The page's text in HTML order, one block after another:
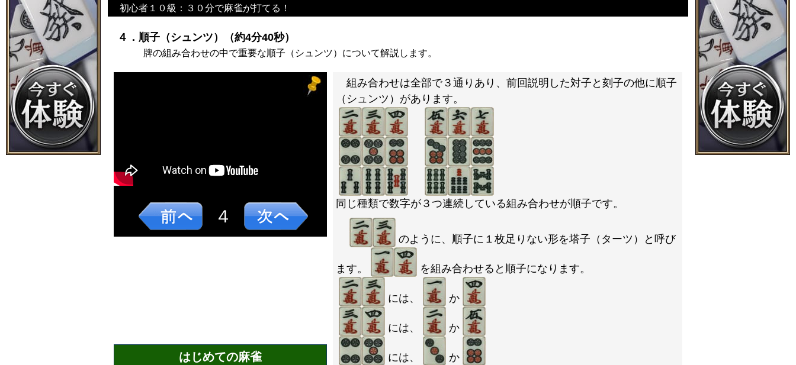
初心者１０級：３０分で麻雀が打てる！
４．順子（シュンツ）（約4分40秒）
牌の組み合わせの中で重要な順子（シュンツ）について解説します。
４
はじめての麻雀
組み合わせは全部で３通りあり、前回説明した対子と刻子の他に順子
（シュンツ）があります。
同じ種類で数字が３つ連続している組み合わせが順子です。
のように、順子に１枚足りない形を塔子（ターツ）と呼び
ます。 を組み合わせると順子になります。
には、 か
には、 か
には、 か